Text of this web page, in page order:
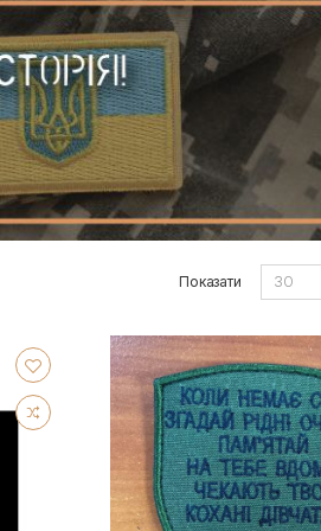
Показати